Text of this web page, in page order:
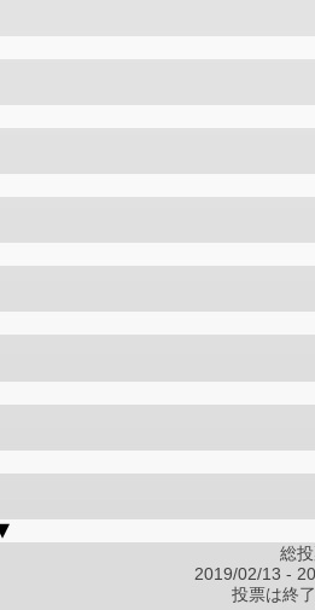
総
2019/02/13 -
投票は終